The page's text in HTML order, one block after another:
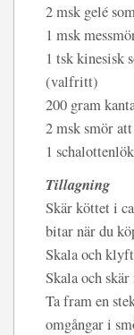
2 msk gelé
1 msk
1 tsk kinesisk
(valfritt)
200 gram
2 msk smör
1 schalottenlök
Tillagning
Skär köttet i
bitar när du
Skala och
Skala och
Ta fram en
omgångar i